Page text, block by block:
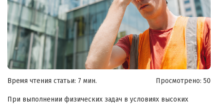
Время чтения статьи: 7 мин. Просмотрено: 50
При выполнении физических задач в условиях высоких